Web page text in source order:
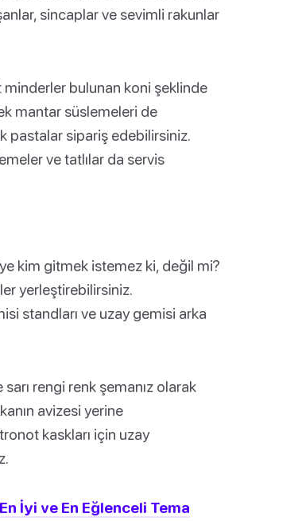
sincaplar ve sevimli rakunlar
bulunan koni şeklinde
mantar süslemeleri de
pastalar sipariş edebilirsiniz.
ve tatlılar da servis
kim gitmek istemez ki, değil mi?
yerleştirebilirsiniz.
standları ve uzay gemisi arka
rengi renk şemanız olarak
avizesi yerine
kaskları için uzay
İyi ve En Eğlenceli Tema